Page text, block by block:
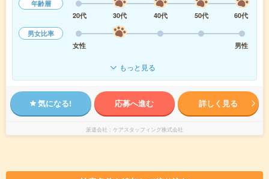
年齢層
20代
30代 40代 50代
60代
男女比率
女性
男性
もっと見る
気になる! 応募へ進む 詳しく見る
派遣会社 ケアスタッフィング株式会社